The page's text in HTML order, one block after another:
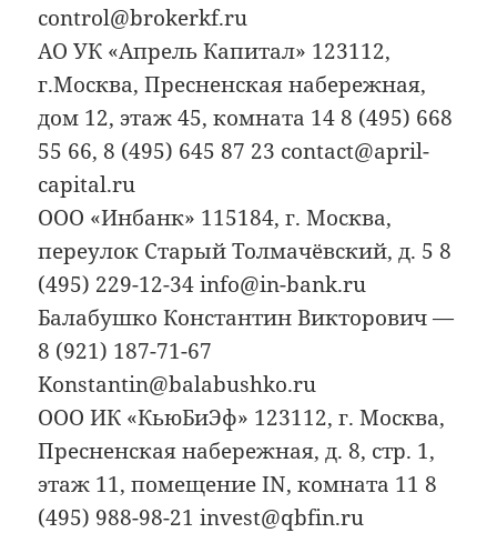
control@brokerkf.ru
АО УК «Апрель Капитал» 123112,
г.Москва, Пресненская набережная,
дом 12, этаж 45, комната 14 8 (495) 668
55 66, 8 (495) 645 87 23 contact@april-
capital.ru
ООО «Инбанк» 115184, г. Москва,
переулок Старый Толмачёвский, д. 5 8
(495) 229-12-34 info@in-bank.ru
Балабушко Константин Викторович —
8 (921) 187-71-67
Konstantin@balabushko.ru
ООО ИК «КьюБиЭф» 123112, г. Москва,
Пресненская набережная, д. 8, стр. 1,
этаж 11, помещение IN, комната 11 8
(495) 988-98-21 invest@qbfin.ru